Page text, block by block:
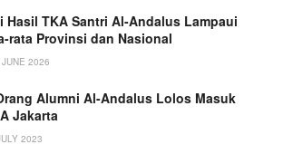
Hasil TKA Santri Al-Andalus Lampaui
rata Provinsi dan Nasional
2026
Alumni Al-Andalus Lolos Masuk
Jakarta
2023